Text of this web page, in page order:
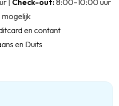
| Check-out:8:00–10:00 uur
mogelijk
en contant
en Duits